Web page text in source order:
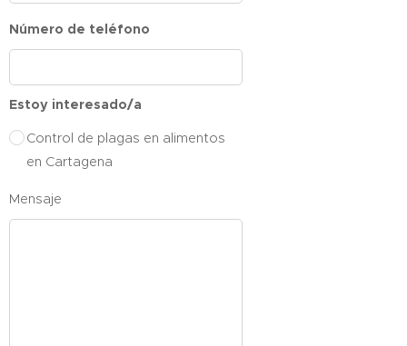
Número de teléfono
Estoy interesado/a
Control de plagas en alimentos
en Cartagena
Mensaje